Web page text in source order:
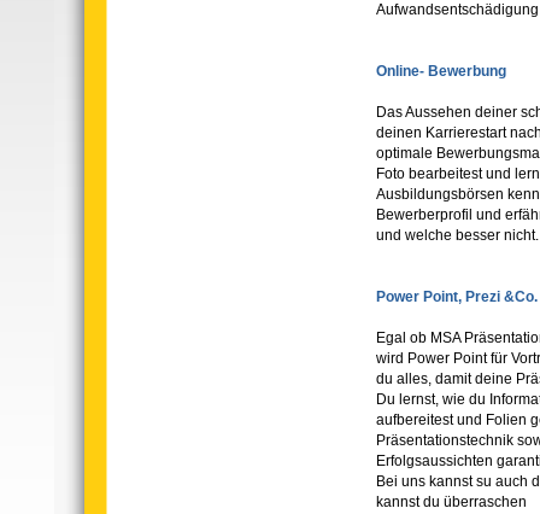
Online- Bewerbung
Das Aussehen deiner
deinen Karrierestart
optimale
Foto bearbeitest und
Ausbildungsbörsen
Bewerberprofil und
und welche besser nicht.
Power Point, Prezi &Co.
Egal ob MSA
wird Power Point für
du alles, damit deine
Du lernst, wie du
aufbereitest und Folien
Präsentationstechnik
Erfolgsaussichten
Bei uns kannst su auch
kannst du überraschen